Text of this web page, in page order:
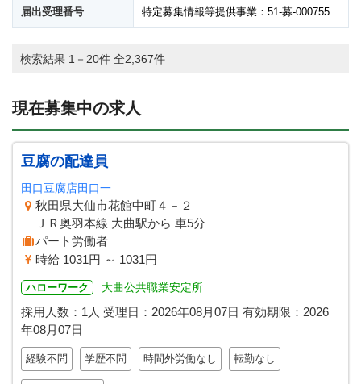
届出受理番号 特定募集情報等提供事業：51-募-000755
検索結果 1－20件 全2,367件
現在募集中の求人
豆腐の配達員
田口豆腐店田口一
秋田県大仙市花館中町４－２
ＪＲ奥羽本線 大曲駅から 車5分
パート労働者
時給 1031円 ～ 1031円
ハローワーク 大曲公共職業安定所
採用人数：1人 受理日： 2026年08月07日 有効期限： 2026
年08月07日
経験不問 学歴不問 時間外労働なし 転勤なし